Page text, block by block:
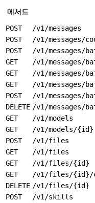
메서드
POST
/v1/messages
POST
/v1/messages/
POST
/v1/messages/
GET
/v1/messages/
GET
/v1/messages/
GET
/v1/messages/
POST
/v1/messages/
DELETE /v1/messages/
GET
/v1/models
GET
/v1/models/{id}
POST
/v1/files
GET
/v1/files
GET
/v1/files/{id}
GET
/v1/files/{id}/
DELETE /v1/files/{id}
POST
/v1/skills